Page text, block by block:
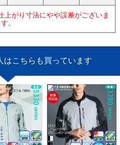
がり寸法にやや誤差がございま
す。
はこちらも買っています